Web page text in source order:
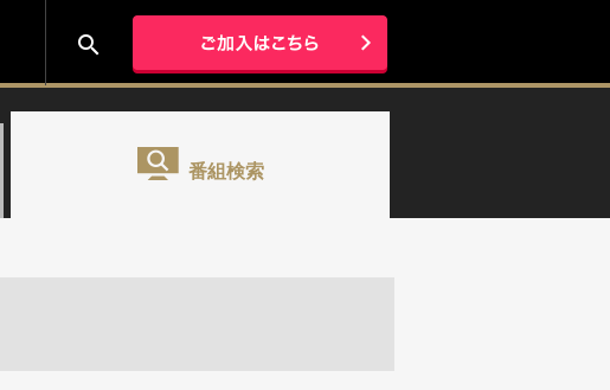
search
番組検索